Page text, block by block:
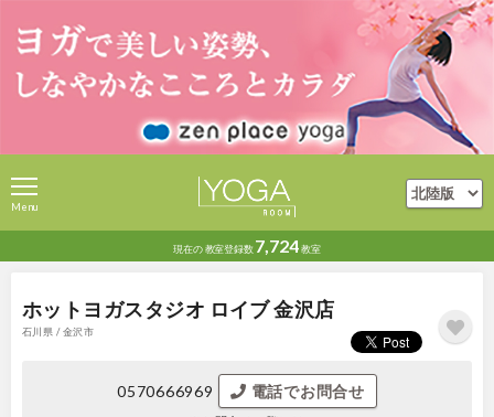
現在の教室登録数 7,724教室
Menu
ホットヨガスタジオ ロイブ 金沢店
石川県 / 金沢市
0570666969 電話でお問合せ